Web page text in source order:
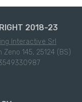
2018-23
Interactive Srl
Zeno 145, 25124 (BS)